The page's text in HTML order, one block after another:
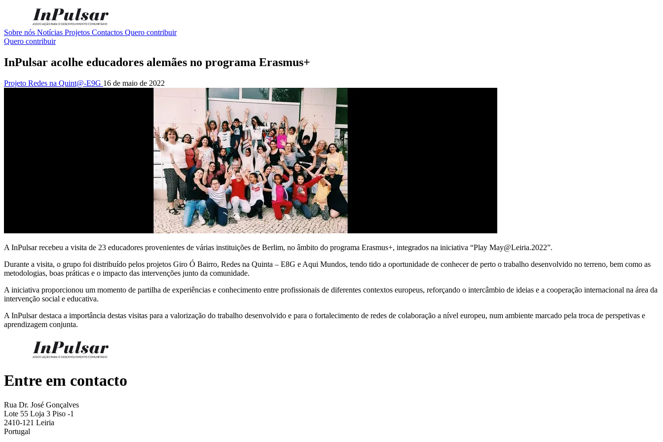
Sobre nós Notícias Projetos Contactos Quero contribuir
Quero contribuir
InPulsar acolhe educadores alemães no programa Erasmus+
Projeto Redes na Quint@-E9G 16 de maio de 2022
A InPulsar recebeu a visita de 23 educadores provenientes de várias instituições de Berlim, no âmbito do programa Erasmus+, integrados na iniciativa “Play May@Leiria.2022”.
Durante a visita, o grupo foi distribuído pelos projetos Giro Ó Bairro, Redes na Quinta – E8G e Aqui Mundos, tendo tido a oportunidade de conhecer de perto o trabalho desenvolvido no terreno, bem como as
metodologias, boas práticas e o impacto das intervenções junto da comunidade.
A iniciativa proporcionou um momento de partilha de experiências e conhecimento entre profissionais de diferentes contextos europeus, reforçando o intercâmbio de ideias e a cooperação internacional na área da
intervenção social e educativa.
A InPulsar destaca a importância destas visitas para a valorização do trabalho desenvolvido e para o fortalecimento de redes de colaboração a nível europeu, num ambiente marcado pela troca de perspetivas e
aprendizagem conjunta.
Entre em contacto
Rua Dr. José Gonçalves
Lote 55 Loja 3 Piso -1
2410-121 Leiria
Portugal